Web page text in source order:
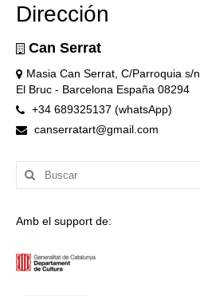
Dirección
Can Serrat
Masia Can Serrat, C/Parroquia s/n
El Bruc - Barcelona España 08294
+34 689325137 (whatsApp)
canserratart@gmail.com
Buscar
por:
Amb el support de: